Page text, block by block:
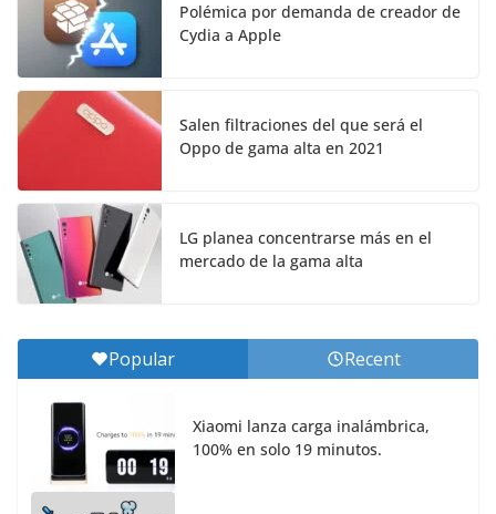
Polémica por demanda de creador de
Cydia a Apple
Salen filtraciones del que será el
Oppo de gama alta en 2021
LG planea concentrarse más en el
mercado de la gama alta
Popular Recent
Xiaomi lanza carga inalámbrica,
100% en solo 19 minutos.